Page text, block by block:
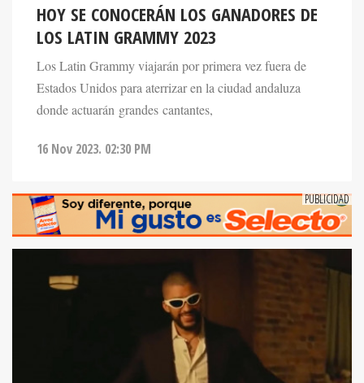
HOY SE CONOCERÁN LOS GANADORES DE
LOS LATIN GRAMMY 2023
Los Latin Grammy viajarán por primera vez fuera de
Estados Unidos para aterrizar en la ciudad andaluza
donde actuarán grandes cantantes,
16 Nov 2023. 02:30 PM